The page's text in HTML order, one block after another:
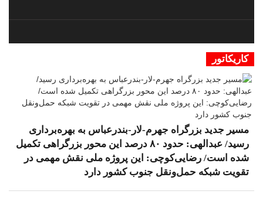
کاریکاتور
مسیر جدید بزرگراه جهرم-لار-بندرعباس به بهره‌برداری
رسید/ عبدالهی: حدود ۸۰ درصد این محور بزرگراهی تکمیل
شده است/ رضایی‌کوچی: این پروژه ملی نقش مهمی در
تقویت شبکه حمل‌ونقل جنوب کشور دارد